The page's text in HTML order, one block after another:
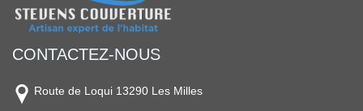
CONTACTEZ-NOUS
Route de Loqui 13290 Les Milles